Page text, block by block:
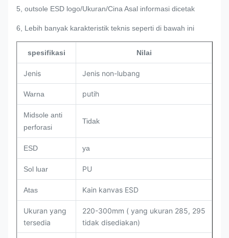
5, outsole ESD logo/Ukuran/Cina Asal informasi dicetak
6, Lebih banyak karakteristik teknis seperti di bawah ini
spesifikasi Nilai
Jenis Jenis non-lubang
Warna putih
Midsole anti
perforasi
Tidak
ESD ya
Sol luar PU
Atas Kain kanvas ESD
Ukuran yang
tersedia
220-300mm ( yang ukuran 285, 295
tidak disediakan)